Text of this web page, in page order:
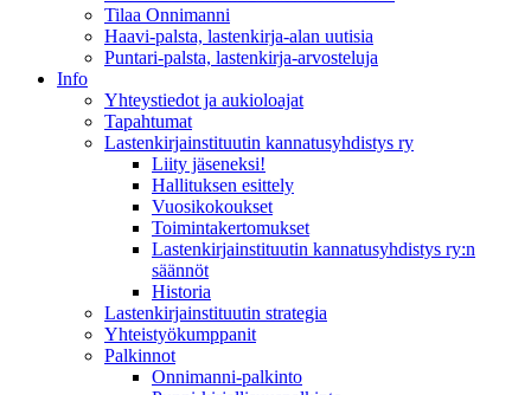
Tilaa Onnimanni
Haavi-palsta, lastenkirja-alan uutisia
Puntari-palsta, lastenkirja-arvosteluja
Info
Yhteystiedot ja aukioloajat
Tapahtumat
Lastenkirjainstituutin kannatusyhdistys ry
Liity jäseneksi!
Hallituksen esittely
Vuosikokoukset
Toimintakertomukset
Lastenkirjainstituutin kannatusyhdistys ry:n
säännöt
Historia
Lastenkirjainstituutin strategia
Yhteistyökumppanit
Palkinnot
Onnimanni-palkinto